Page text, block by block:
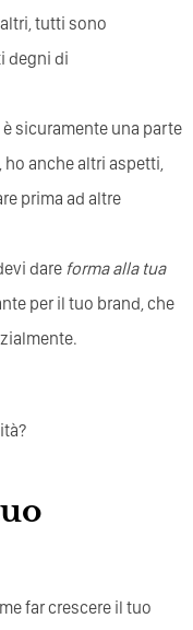
tutti sono
degni di
sicuramente una parte
anche altri aspetti,
prima ad altre
dare forma alla tua
per il tuo brand, che
far crescere il tuo